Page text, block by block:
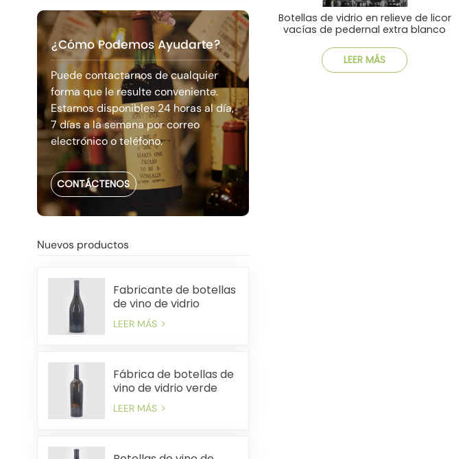
¿Cómo Podemos Ayudarte?
Puede contactarnos de cualquier
forma que le resulte conveniente.
Estamos disponibles 24 horas al día,
7 días a la semana por correo
electrónico o teléfono.
CONTÁCTENOS
Nuevos productos
Fabricante de botellas
de vino de vidrio
pesado de China de
750 ml
LEER MÁS
Fábrica de botellas de
vino de vidrio verde
antiguo premium de
750 ml
LEER MÁS
Botellas de vidrio en relieve de licor
vacías de pedernal extra blanco
LEER MÁS